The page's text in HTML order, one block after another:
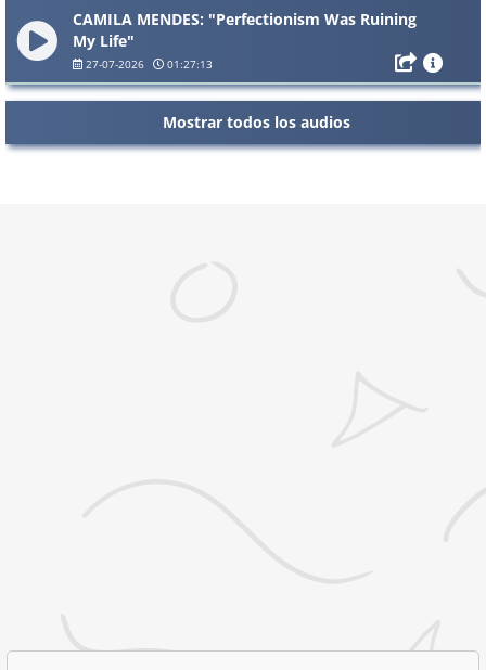
CAMILA MENDES: "Perfectionism Was Ruining
My Life"
27-07-2026 01:27:13
Mostrar todos los audios